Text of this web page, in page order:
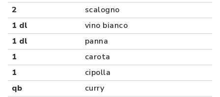
2
scalogno
1 dl
vino bianco
1 dl
panna
1
carota
1
cipolla
qb
curry